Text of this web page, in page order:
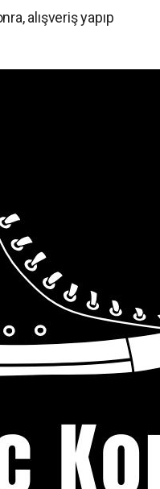
alışveriş yapıp